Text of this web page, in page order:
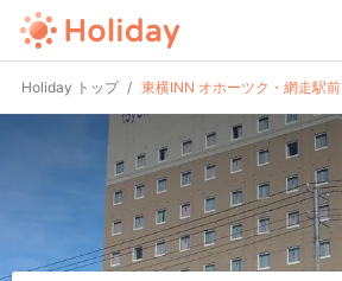
Holiday トップ 東横INN オホーツク・網走駅前